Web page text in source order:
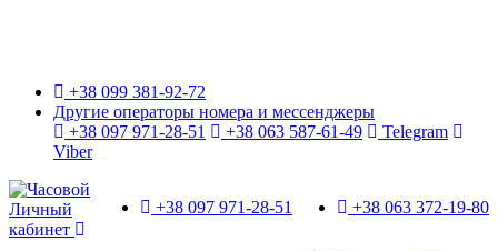
+38 099 381-92-72
Другие операторы номера и мессенджеры
+38 097 971-28-51
+38 063 587-61-49
Telegram
Viber
+38 063 372-19-80
+38 097 971-28-51
Личный
кабинет